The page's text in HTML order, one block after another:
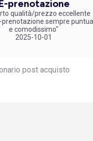
prenotazione
qualità/prezzo eccellente
prenotazione sempre
e comodissimo"
2025-10-01
post acquisto